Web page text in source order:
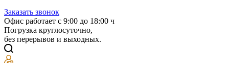
Заказать звонок
Офис работает с 9:00 до 18:00 ч
Погрузка круглосуточно,
без перерывов и выходных.